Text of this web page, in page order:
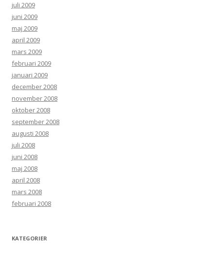
juli 2009
juni 2009
maj 2009
april 2009
mars 2009
februari 2009
januari 2009
december 2008
november 2008
oktober 2008
september 2008
augusti 2008
juli 2008
juni 2008
maj 2008
april 2008
mars 2008
februari 2008
KATEGORIER